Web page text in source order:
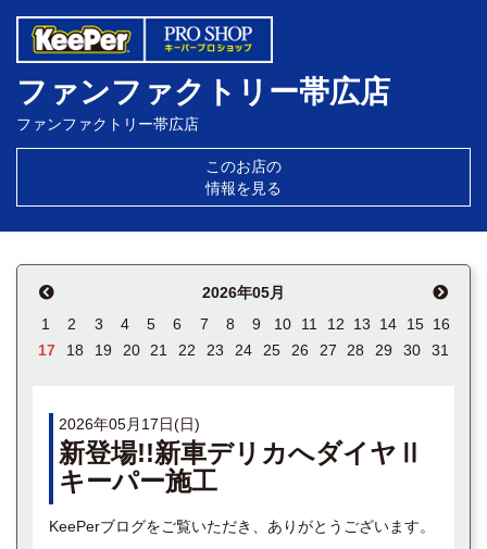
ファンファクトリー帯広店
ファンファクトリー帯広店
このお店の
情報を見る
2026年05月
1
2 3 4 5 6 7 8 9 10 11 12 13 14 15 16
17
18 19 20 21 22 23 24 25 26 27 28 29 30 31
2026年05月17日(日)
新登場!!新車デリカへダイヤⅡ
キーパー施工
KeePerブログをご覧いただき、ありがとうございます。